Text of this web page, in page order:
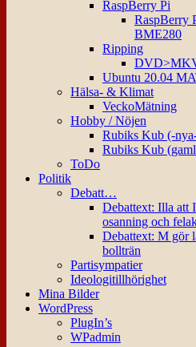
RaspBerry Pi
RaspBerry
BME280
Ripping
Ubuntu 20.04
Hälsa- & Klimat
VeckoMätning
Hobby / Nöjen
Rubiks Kub (-
Rubiks Kub
ToDo
Politik
Debatt…
Debattext: Illa att
osanning och
Debattext: M gör
bollträn
Partisympatier
Ideologitillhörighet
Mina Bilder
WordPress
PlugIn’s
WPadmin